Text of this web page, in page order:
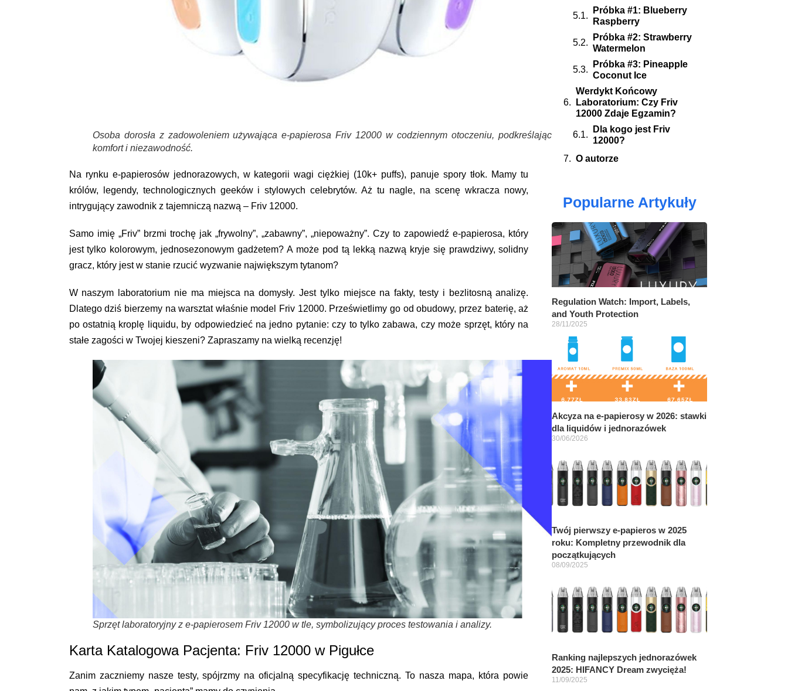
Próbka #1: Blueberry
Raspberry
Próbka #2: Strawberry
Watermelon
Próbka #3: Pineapple
Coconut Ice
Werdykt Końcowy
Laboratorium: Czy Friv
12000 Zdaje Egzamin?
Dla kogo jest Friv
12000?
O autorze
Popularne Artykuły
Regulation Watch: Import, Labels,
and Youth Protection
28/11/2025
Akcyza na e-papierosy w 2026: stawki
dla liquidów i jednorazówek
30/06/2026
Twój pierwszy e-papieros w 2025
roku: Kompletny przewodnik dla
początkujących
08/09/2025
Ranking najlepszych jednorazówek
2025: HIFANCY Dream zwycięża!
11/09/2025
Osoba dorosła z zadowoleniem używająca e-papierosa Friv 12000 w codziennym otoczeniu, podkreślając
komfort i niezawodność.
Na rynku e-papierosów jednorazowych, w kategorii wagi ciężkiej (10k+ puffs), panuje spory tłok. Mamy tu
królów, legendy, technologicznych geeków i stylowych celebrytów. Aż tu nagle, na scenę wkracza nowy,
intrygujący zawodnik z tajemniczą nazwą – Friv 12000.
Samo imię „Friv” brzmi trochę jak „frywolny”, „zabawny”, „niepoważny”. Czy to zapowiedź e-papierosa, który
jest tylko kolorowym, jednosezonowym gadżetem? A może pod tą lekką nazwą kryje się prawdziwy, solidny
gracz, który jest w stanie rzucić wyzwanie największym tytanom?
W naszym laboratorium nie ma miejsca na domysły. Jest tylko miejsce na fakty, testy i bezlitosną analizę.
Dlatego dziś bierzemy na warsztat właśnie model
Friv 12000. Prześwietlimy go od obudowy, przez baterię, aż
po ostatnią kroplę liquidu, by odpowiedzieć na jedno pytanie: czy to tylko zabawa, czy może sprzęt, który na
stałe zagości w Twojej kieszeni? Zapraszamy na wielką recenzję!
Sprzęt laboratoryjny z e-papierosem Friv 12000 w tle, symbolizujący proces testowania i analizy.
Karta Katalogowa Pacjenta: Friv 12000 w Pigułce
Zanim zaczniemy nasze testy, spójrzmy na oficjalną specyfikację techniczną. To nasza mapa, która powie